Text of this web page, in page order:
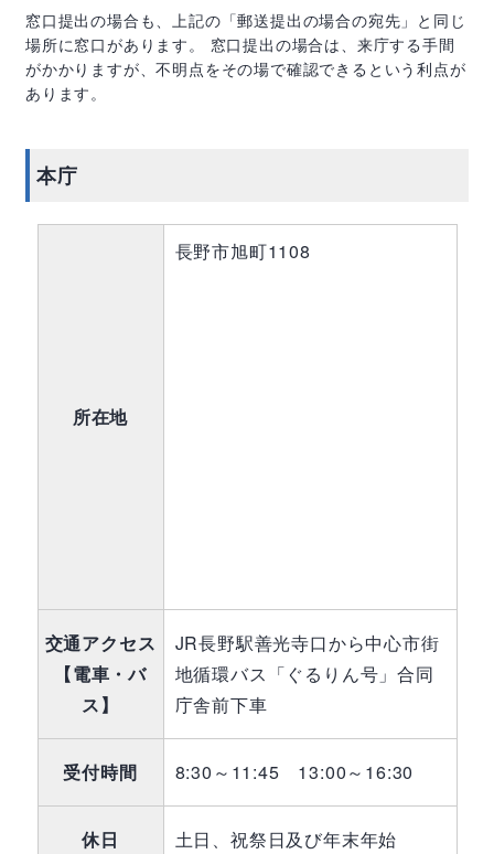
窓口提出の場合も、上記の「郵送提出の場合の宛先」と同じ
場所に窓口があります。 窓口提出の場合は、来庁する手間
がかかりますが、不明点をその場で確認できるという利点が
あります。
本庁
所在地
長野市旭町1108
交通アクセス
【電車・バ
ス】
JR長野駅善光寺口から中心市街
地循環バス「ぐるりん号」合同
庁舎前下車
受付時間 8:30～11:45 13:00～16:30
休日 土日、祝祭日及び年末年始